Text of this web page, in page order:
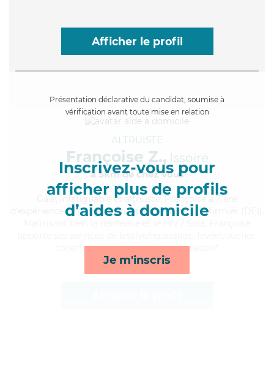
Afficher le profil
Présentation déclarative du candidat, soumise à
vérification avant toute mise en relation
Inscrivez-vous pour
afficher plus de profils
d’aides à domicile
Je m'inscris
ALTRUISTE
Françoise Z., Issoire
à 5km de chez Vous
, infatiguable et altruiste, Françoise a 7 ans
d'expérience et possède un diplôme d'Etat d'infirmier (DEI).
toilette/habillage et courses/livraison*